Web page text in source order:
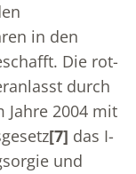
in den
Die rot-
durch
Jahre 2004 mit
[7] das I-
und